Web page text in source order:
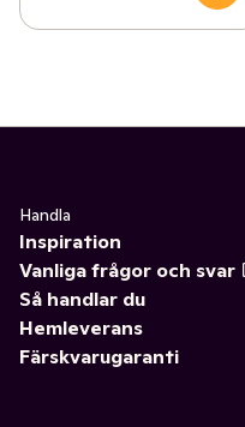
Handla
Inspiration
Vanliga frågor och svar
Så handlar du
Hemleverans
Färskvarugaranti